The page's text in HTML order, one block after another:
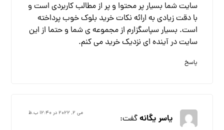
سایت شما بسیار پر محتوا و پر از مطالب کاربردی است و
با دقت زیادی به ارائه نکات خرید بلوک خوب پرداخته
است. بسیار سپاسگزارم از مجموعه ی شما و حتما از این
سایت در آینده ای نزدیک خرید می کنم.
پاسخ
یاسر یگانهگفت: می ۲, ۲۰۲۲ در ۱۲:۴۰ ب.ظ